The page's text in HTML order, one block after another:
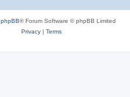
phpBB® Forum Software © phpBB Limited
Privacy| Terms